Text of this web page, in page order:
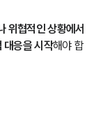
위협적인 상황에서
대응을 시작해야 합